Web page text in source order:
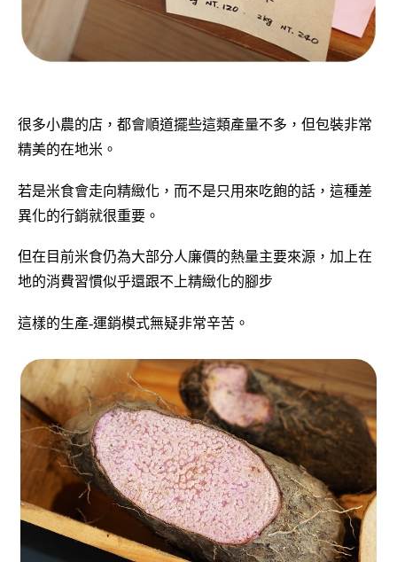
很多小農的店，都會順道擺些這類產量不多，但包裝非常
精美的在地米。
若是米食會走向精緻化，而不是只用來吃飽的話，這種差
異化的行銷就很重要。
但在目前米食仍為大部分人廉價的熱量主要來源，加上在
地的消費習慣似乎還跟不上精緻化的腳步
這樣的生產-運銷模式無疑非常辛苦。